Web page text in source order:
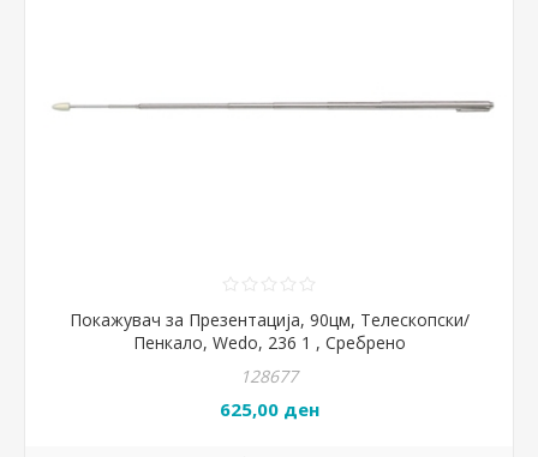
Покажувач за Презентација, 90цм, Телескопски/
Пенкало, Wedo, 236 1 , Сребрено
128677
625,00 ден